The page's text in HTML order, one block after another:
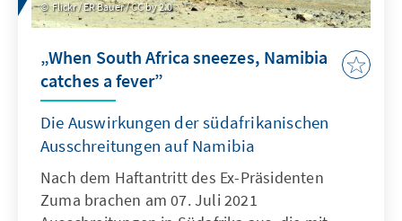
Flickr / ER Bauer / CC by 2.0
„When South Africa sneezes, Namibia
catches a fever”
Die Auswirkungen der südafrikanischen
Ausschreitungen auf Namibia
Nach dem Haftantritt des Ex-Präsidenten
Zuma brachen am 07. Juli 2021